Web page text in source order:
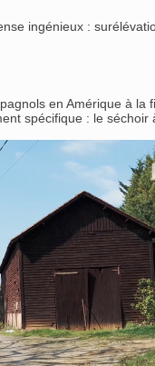
ingénieux :
en Amérique à
spécifique : le